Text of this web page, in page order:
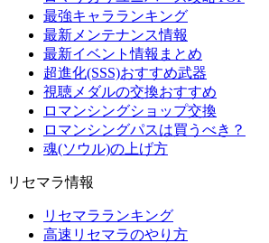
最強キャラランキング
最新メンテナンス情報
最新イベント情報まとめ
超進化(SSS)おすすめ武器
視聴メダルの交換おすすめ
ロマンシングショップ交換
ロマンシングパスは買うべき？
魂(ソウル)の上げ方
リセマラ情報
リセマラランキング
高速リセマラのやり方